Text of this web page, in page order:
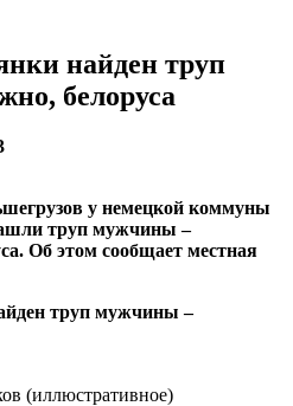
найден труп
белоруса
у немецкой коммуны
труп мужчины –
Об этом сообщает местная
(иллюстративное)